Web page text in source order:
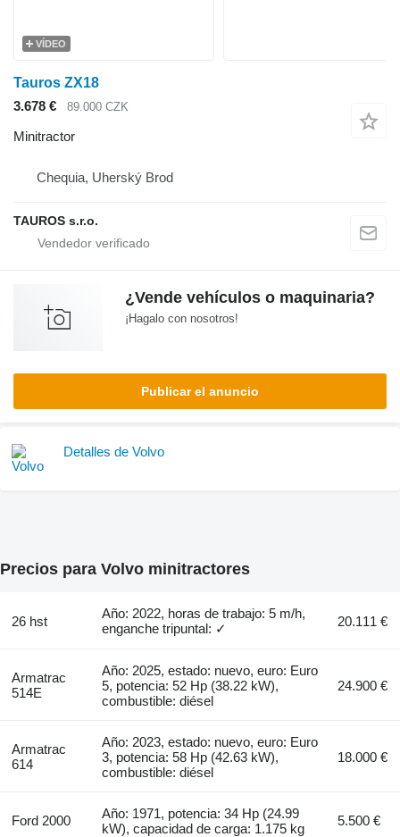
VÍDEO
Tauros ZX18
3.678 €
89.000 CZK
Minitractor
Chequia, Uherský Brod
TAUROS s.r.o.
¿Vende vehículos o maquinaria?
¡Hagalo con nosotros!
Publicar el anuncio
Detalles de Volvo
Precios para Volvo minitractores
26 hst
Año: 2022, horas de trabajo: 5 m/h,
enganche tripuntal: ✓
20.111 €
Armatrac
514E
Año: 2025, estado: nuevo, euro: Euro
5, potencia: 52 Hp (38.22 kW),
combustible: diésel
24.900 €
Armatrac
614
Año: 2023, estado: nuevo, euro: Euro
3, potencia: 58 Hp (42.63 kW),
combustible: diésel
18.000 €
Ford 2000
Año: 1971, potencia: 34 Hp (24.99
kW), capacidad de carga: 1.175 kg
5.500 €